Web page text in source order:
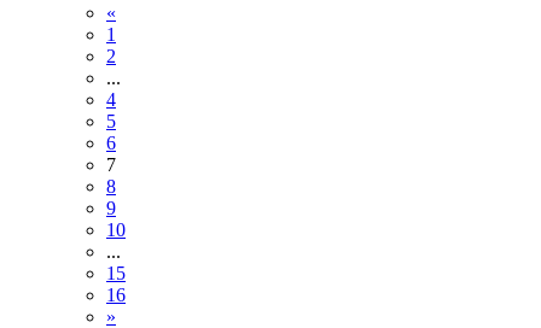
«
1
2
...
4
5
6
7
8
9
10
...
15
16
»